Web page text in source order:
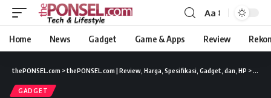
Aa
Home News Gadget Game & Apps Review
thePONSEL.com >thePONSEL.com | Review, Harga, Spesifikasi, Gadget, dan, HP >
GADGET